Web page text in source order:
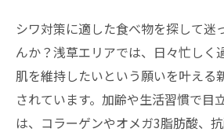
シワ対策に適した食べ物を探して迷
んか？浅草エリアでは、日々忙しく
肌を維持したいという願いを叶える
されています。加齢や生活習慣で目
は、コラーゲンやオメガ3脂肪酸、